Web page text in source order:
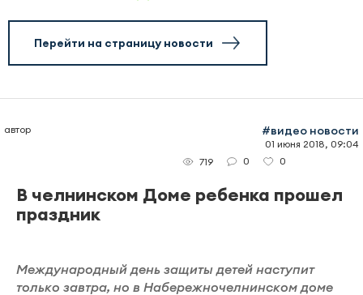
Перейти на страницу новости
автор #видео новости
01 июня 2018, 09:04
719
0 0
В челнинском Доме ребенка прошел
праздник
Международный день защиты детей наступит
только завтра, но в Набережночелнинском доме